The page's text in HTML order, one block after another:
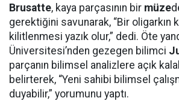
Brusatte, kaya parçasının bir müze
gerektiğini savunarak, “Bir oligarkın
kilitlenmesi yazık olur,” dedi. Öte
Üniversitesi’nden gezegen bilimci
parçanın bilimsel analizlere açık
belirterek, “Yeni sahibi bilimsel
duyabilir,” yorumunu yaptı.